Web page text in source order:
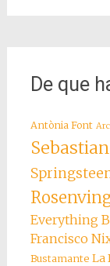
De que
Antònia Font
Sebastian
Everything
Francisco
Bustamante La